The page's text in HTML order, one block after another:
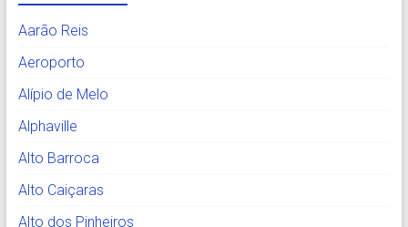
Aarão Reis
Aeroporto
Alípio de Melo
Alphaville
Alto Barroca
Alto Caiçaras
Alto dos Pinheiros